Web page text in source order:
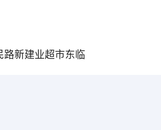
路新建业超市东临